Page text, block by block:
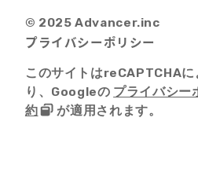
ライティング事業
セールスプロモーション事業
SNSマーケティング事業
ニュースリリース
中途採用
選考フロー
© 2025 Advancer.inc
プライバシーポリシー
このサイトはreCAPTCHA
り、Googleの プライバシー
約
が適用されます。